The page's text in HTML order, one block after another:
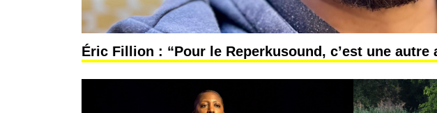
Éric Fillion : “Pour le Reperkusound, c’est une autre